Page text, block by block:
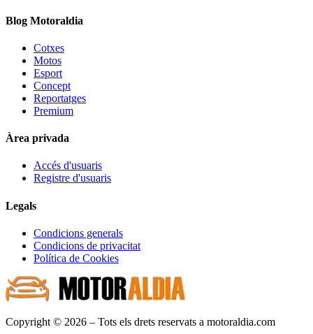
Blog Motoraldia
Cotxes
Motos
Esport
Concept
Reportatges
Premium
Àrea privada
Accés d'usuaris
Registre d'usuaris
Legals
Condicions generals
Condicions de privacitat
Política de Cookies
Copyright © 2026 – Tots els drets reservats a motoraldia.com